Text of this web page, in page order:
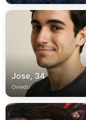
Jose, 34
Oviedo